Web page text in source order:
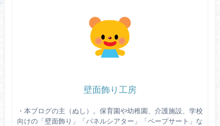
壁面飾り工房
・本ブログの主（ぬし）。保育園や幼稚園、介護施設、学校
向けの「壁面飾り」「パネルシアター」「ペープサート」な